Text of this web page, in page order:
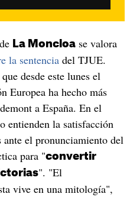
La Moncloase valora
la sentenciadel TJUE.
desde este lunes el
Europea ha hecho más
a España. En el
entienden la satisfacción
ante el pronunciamiento del
para "convertir
". "El
vive en una mitología",